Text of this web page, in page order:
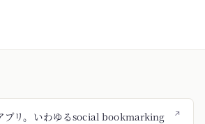
↗
プリ。いわゆるsocial bookmarking